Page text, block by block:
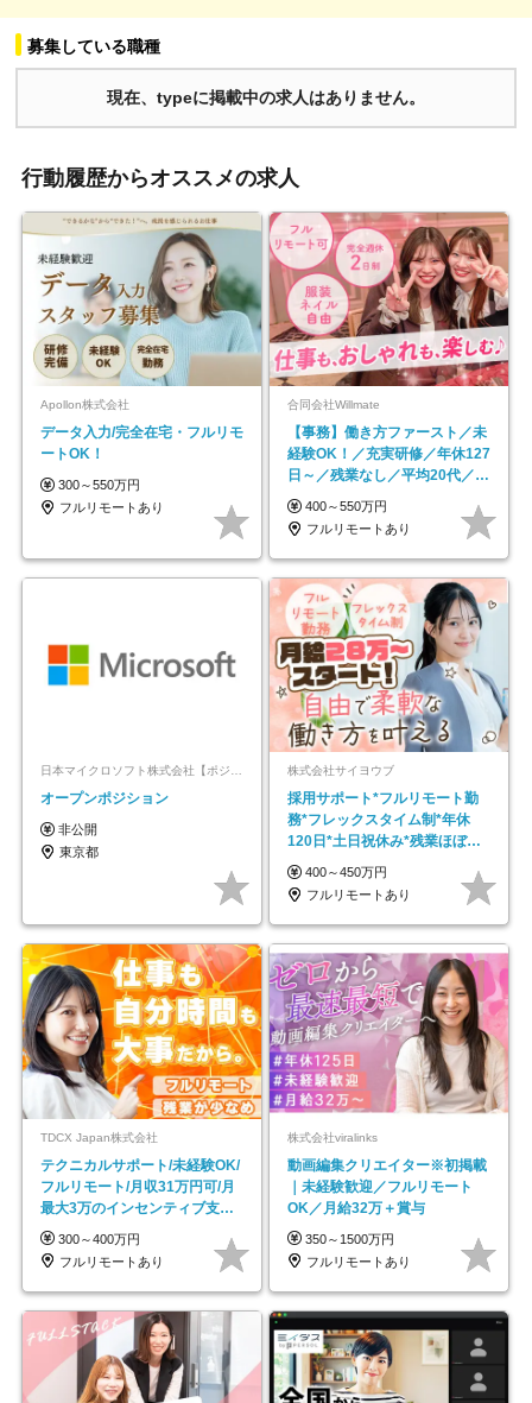
募集している職種
現在、typeに掲載中の求人はありません。
行動履歴からオススメの求人
Apollon株式会社
データ入力/完全在宅・フルリモ
ートOK！
300～550万円
フルリモートあり
合同会社Willmate
【事務】働き方ファースト／未
経験OK！／充実研修／年休127
日～／残業なし／平均20代／リ
モートOK
400～550万円
フルリモートあり
日本マイクロソフト株式会社【ポジションマッチ登録】
オープンポジション
非公開
東京都
株式会社サイヨウブ
採用サポート*フルリモート勤
務*フレックスタイム制*年休
120日*土日祝休み*残業ほぼな
し*育児中社員8割以上
400～450万円
フルリモートあり
TDCX Japan株式会社
テクニカルサポート/未経験OK/
フルリモート/月収31万円可/月
最大3万のインセンティブ支給/
平均年齢33歳
300～400万円
フルリモートあり
株式会社viralinks
動画編集クリエイター※初掲載
｜未経験歓迎／フルリモート
OK／月給32万＋賞与
350～1500万円
フルリモートあり